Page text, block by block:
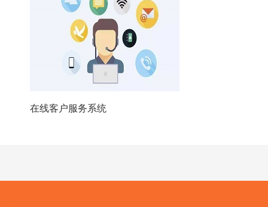
在线客户服务系统